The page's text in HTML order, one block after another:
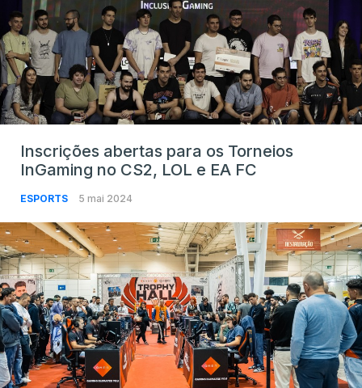
Inscrições abertas para os Torneios
InGaming no CS2, LOL e EA FC
ESPORTS 5 mai 2024